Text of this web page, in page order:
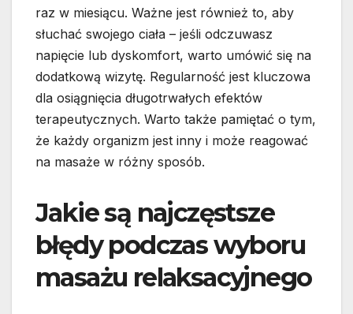
raz w miesiącu. Ważne jest również to, aby
słuchać swojego ciała – jeśli odczuwasz
napięcie lub dyskomfort, warto umówić się na
dodatkową wizytę. Regularność jest kluczowa
dla osiągnięcia długotrwałych efektów
terapeutycznych. Warto także pamiętać o tym,
że każdy organizm jest inny i może reagować
na masaże w różny sposób.
Jakie są najczęstsze
błędy podczas wyboru
masażu relaksacyjnego